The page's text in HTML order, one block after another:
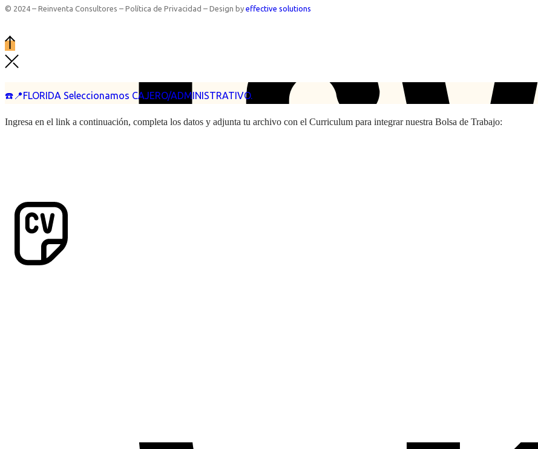
☎️📍FLORIDA Seleccionamos CAJERO/ADMINISTRATIVO.
© 2024 – Reinventa Consultores – Política de Privacidad – Design by effective solutions
Ingresa en el link a continuación, completa los datos y adjunta tu archivo con el Curriculum para integrar nuestra Bolsa de Trabajo: